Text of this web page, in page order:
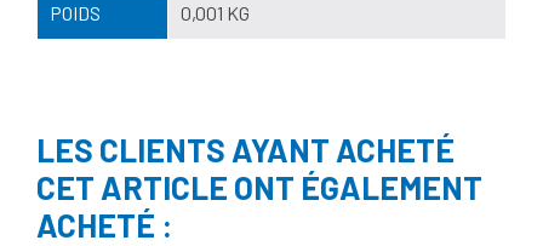
POIDS 0,001 KG
LES CLIENTS AYANT ACHETÉ
CET ARTICLE ONT ÉGALEMENT
ACHETÉ :